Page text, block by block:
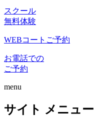
スクール
無料体験
WEBコートご予約
お電話での
ご予約
menu
サイト メニュー